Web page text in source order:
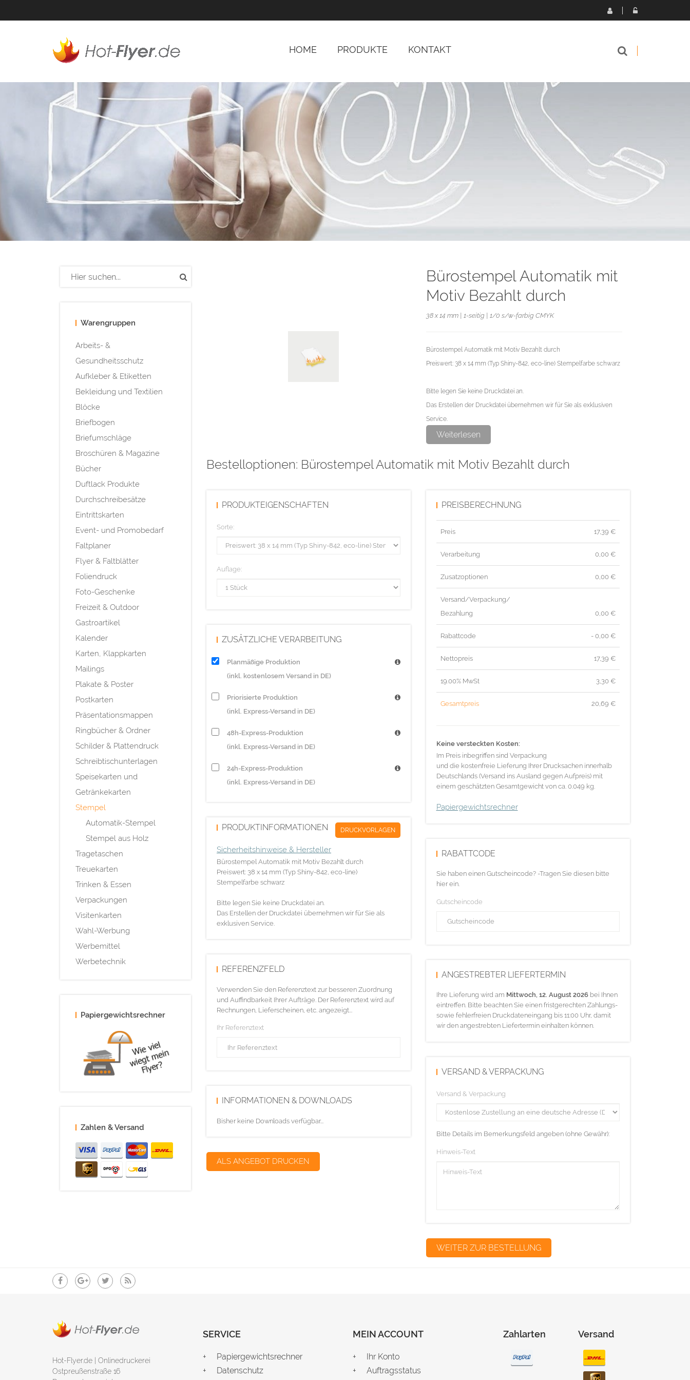
HOME PRODUKTE KONTAKT
Warengruppen
Arbeits- &
Gesundheitsschutz
Aufkleber & Etiketten
Bekleidung und Textilien
Blöcke
Briefbogen
Briefumschläge
Broschüren & Magazine
Bücher
Duftlack Produkte
Durchschreibesätze
Eintrittskarten
Event- und Promobedarf
Faltplaner
Flyer & Faltblätter
Foliendruck
Foto-Geschenke
Freizeit & Outdoor
Gastroartikel
Kalender
Karten, Klappkarten
Mailings
Plakate & Poster
Postkarten
Präsentationsmappen
Ringbücher & Ordner
Schilder & Plattendruck
Schreibtischunterlagen
Speisekarten und
Getränkekarten
Stempel
Automatik-Stempel
Stempel aus Holz
Tragetaschen
Treuekarten
Trinken & Essen
Verpackungen
Visitenkarten
Wahl-Werbung
Werbemittel
Werbetechnik
Papiergewichtsrechner
Zahlen & Versand
Bürostempel Automatik mit
Motiv Bezahlt durch
38 x 14 mm | 1-seitig | 1/0 s/w-farbig CMYK
Bürostempel Automatik mit Motiv Bezahlt durch
Preiswert: 38 x 14 mm (Typ Shiny-842, eco-line) Stempelfarbe schwarz
Bitte legen Sie keine Druckdatei an.
Das Erstellen der Druckdatei übernehmen wir für Sie als exklusiven
Service.
Weiterlesen
Bestelloptionen: Bürostempel Automatik mit Motiv Bezahlt durch
PRODUKTEIGENSCHAFTEN
Sorte:
Auflage:
ZUSÄTZLICHE VERARBEITUNG
Planmäßige Produktion
(inkl. kostenlosem Versand in DE)
Priorisierte Produktion
(inkl. Express-Versand in DE)
48h-Express-Produktion
(inkl. Express-Versand in DE)
24h-Express-Produktion
(inkl. Express-Versand in DE)
PRODUKTINFORMATIONEN DRUCKVORLAGEN
Sicherheitshinweise & Hersteller
Bürostempel Automatik mit Motiv Bezahlt durch
Preiswert: 38 x 14 mm (Typ Shiny-842, eco-line)
Stempelfarbe schwarz
Bitte legen Sie keine Druckdatei an.
Das Erstellen der Druckdatei übernehmen wir für Sie als
exklusiven Service.
REFERENZFELD
Verwenden Sie den Referenztext zur besseren Zuordnung
und Auffindbarkeit Ihrer Aufträge. Der Referenztext wird auf
Rechnungen, Lieferscheinen, etc. angezeigt...
Ihr Referenztext
INFORMATIONEN & DOWNLOADS
Bisher keine Downloads verfügbar...
ALS ANGEBOT DRUCKEN
PREISBERECHNUNG
Preis 17,39 €
Verarbeitung 0,00 €
Zusatzoptionen 0,00 €
Versand/Verpackung/
Bezahlung
0,00 €
Rabattcode - 0,00 €
Nettopreis 17,39 €
19.00% MwSt 3,30 €
Gesamtpreis 20,69 €
Keine versteckten Kosten:
Im Preis inbegriffen sind Verpackung
und die kostenfreie Lieferung Ihrer Drucksachen innerhalb
Deutschlands (Versand ins Ausland gegen Aufpreis) mit
einem geschätzten Gesamtgewicht von ca. 0.049 kg.
Papiergewichtsrechner
RABATTCODE
Sie haben einen Gutscheincode? -Tragen Sie diesen bitte
hier ein.
Gutscheincode
ANGESTREBTER LIEFERTERMIN
Ihre Lieferung wird am Mittwoch, 12. August 2026bei Ihnen
eintreffen. Bitte beachten Sie einen fristgerechten Zahlungs-
sowie fehlerfreien Druckdateneingang bis 11:00 Uhr, damit
wir den angestrebten Liefertermin einhalten können.
VERSAND & VERPACKUNG
Versand & Verpackung
Bitte Details im Bemerkungsfeld angeben (ohne Gewähr):
Hinweis-Text
Hot-Flyer.de | Onlinedruckerei
Ostpreußenstraße 16
SERVICE
Papiergewichtsrechner
Datenschutz
MEIN ACCOUNT
Ihr Konto
Auftragsstatus
Zahlarten Versand